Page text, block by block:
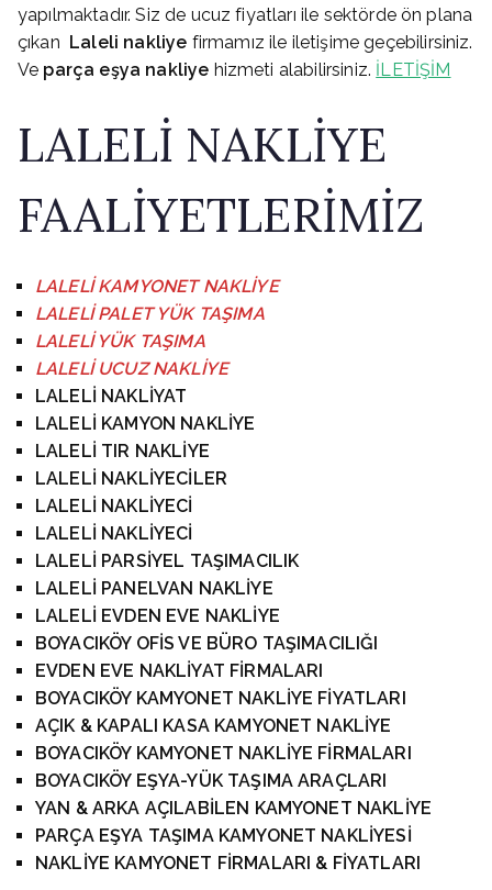
yapılmaktadır. Siz de ucuz fiyatları ile sektörde ön plana
çıkan Laleli nakliye firmamız ile iletişime geçebilirsiniz.
Ve parça eşya nakliye hizmeti alabilirsiniz. İLETİŞİM
LALELİ NAKLİYE
FAALİYETLERİMİZ
LALELİ KAMYONET NAKLİYE
LALELİPALET YÜK TAŞIMA
LALELİ YÜK TAŞIMA
LALELİ UCUZ NAKLİYE
LALELİ NAKLİYAT
LALELİ KAMYON NAKLİYE
LALELİ TIR NAKLİYE
LALELİ NAKLİYECİLER
LALELİ NAKLİYECİ
LALELİ NAKLİYECİ
LALELİ PARSİYEL TAŞIMACILIK
LALELİ PANELVAN NAKLİYE
LALELİ EVDEN EVE NAKLİYE
BOYACIKÖY OFİS VE BÜRO TAŞIMACILIĞI
EVDEN EVE NAKLİYAT FİRMALARI
BOYACIKÖY KAMYONET NAKLİYE FİYATLARI
AÇIK & KAPALI KASA KAMYONET NAKLİYE
BOYACIKÖY KAMYONET NAKLİYE FİRMALARI
BOYACIKÖY EŞYA-YÜK TAŞIMA ARAÇLARI
YAN & ARKA AÇILABİLEN KAMYONET NAKLİYE
PARÇA EŞYA TAŞIMA KAMYONET NAKLİYESİ
NAKLİYE KAMYONET FİRMALARI & FİYATLARI